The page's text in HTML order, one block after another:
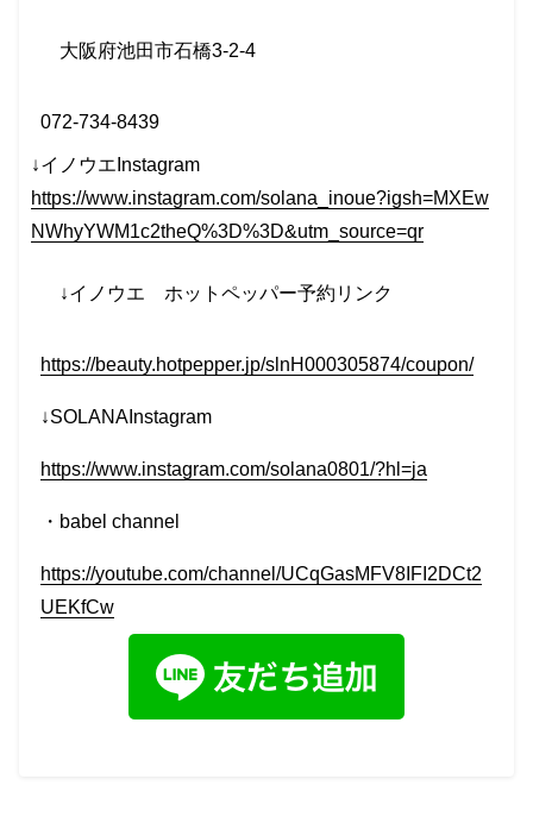
大阪府池田市石橋3-2-4
072-734-8439
↓イノウエInstagram
https://www.instagram.com/solana_inoue?igsh=MXEw
NWhyYWM1c2theQ%3D%3D&utm_source=qr
↓イノウエ ホットペッパー予約リンク
https://beauty.hotpepper.jp/slnH000305874/coupon/
↓SOLANAInstagram
https://www.instagram.com/solana0801/?hl=ja
・ babel channel
https://youtube.com/channel/UCqGasMFV8IFI2DCt2
UEKfCw